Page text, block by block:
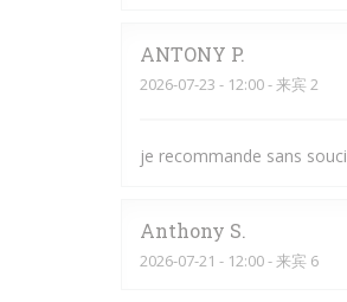
ANTONY P
2026-07-23 - 12:00 - 来宾 2
je recommande sans souci
Anthony S
2026-07-21 - 12:00 - 来宾 6